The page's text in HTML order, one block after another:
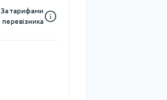
За тарифами
перевізника